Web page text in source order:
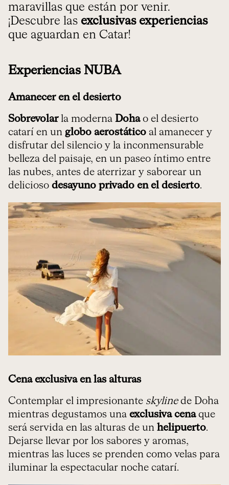
maravillas que están por venir.
¡Descubre las exclusivas experiencias
que aguardan en Catar!
Experiencias NUBA
Amanecer en el desierto
Sobrevolarla moderna Dohao el desierto
catarí en un globo aerostático al amanecer y
disfrutar del silencio y la inconmensurable
belleza del paisaje, en un paseo íntimo entre
las nubes, antes de aterrizar y saborear un
delicioso desayuno privado en el desierto.
Cena exclusiva en las alturas
Contemplar el impresionante skyline de Doha
mientras degustamos una exclusiva cenaque
será servida en las alturas de un helipuerto.
Dejarse llevar por los sabores y aromas,
mientras las luces se prenden como velas para
iluminar la espectacular noche catarí.